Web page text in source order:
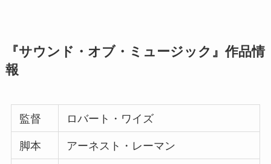
『サウンド・オブ・ミュージック』作品情
報
監督
ロバート・ワイズ
脚本
アーネスト・レーマン